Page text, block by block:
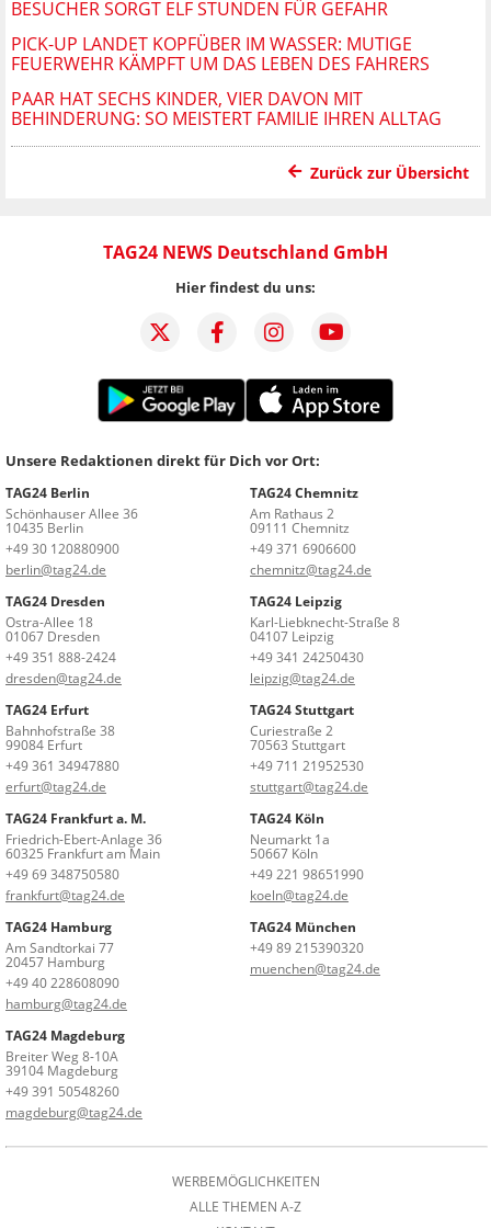
BESUCHER SORGT ELF STUNDEN FÜR GEFAHR
PICK-UP LANDET KOPFÜBER IM WASSER: MUTIGE
FEUERWEHR KÄMPFT UM DAS LEBEN DES FAHRERS
PAAR HAT SECHS KINDER, VIER DAVON MIT
BEHINDERUNG: SO MEISTERT FAMILIE IHREN ALLTAG
Zurück zur Übersicht
TAG24 NEWS Deutschland GmbH
Hier findest du uns:
Unsere Redaktionen direkt für Dich vor Ort:
TAG24 Berlin
Schönhauser Allee 36
10435 Berlin
+49 30 120880900
berlin@tag24.de
TAG24 Chemnitz
Am Rathaus 2
09111 Chemnitz
+49 371 6906600
chemnitz@tag24.de
TAG24 Dresden
Ostra-Allee 18
01067 Dresden
+49 351 888-2424
dresden@tag24.de
TAG24 Leipzig
Karl-Liebknecht-Straße 8
04107 Leipzig
+49 341 24250430
leipzig@tag24.de
TAG24 Erfurt
Bahnhofstraße 38
99084 Erfurt
+49 361 34947880
erfurt@tag24.de
TAG24 Stuttgart
Curiestraße 2
70563 Stuttgart
+49 711 21952530
stuttgart@tag24.de
TAG24 Frankfurt a. M.
Friedrich-Ebert-Anlage 36
60325 Frankfurt am Main
+49 69 348750580
frankfurt@tag24.de
TAG24 Köln
Neumarkt 1a
50667 Köln
+49 221 98651990
koeln@tag24.de
TAG24 Hamburg
Am Sandtorkai 77
20457 Hamburg
+49 40 228608090
hamburg@tag24.de
TAG24 München
+49 89 215390320
muenchen@tag24.de
TAG24 Magdeburg
Breiter Weg 8-10A
39104 Magdeburg
+49 391 50548260
magdeburg@tag24.de
WERBEMÖGLICHKEITEN
ALLE THEMEN A-Z